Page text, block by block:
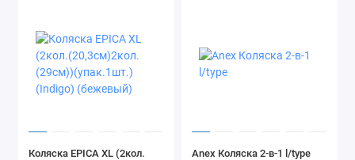
Коляска EPICA XL (2кол.
Anex Коляска 2-в-1 l/type